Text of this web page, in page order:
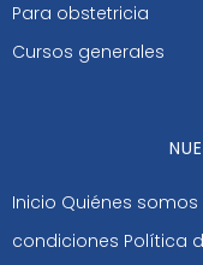
Para obstetricia
Cursos generales
Inicio Quiénes somos
condiciones Política